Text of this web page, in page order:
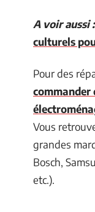
A voir aussi :
culturels
Pour des
commander
Vous
grandes
Bosch,
etc.).